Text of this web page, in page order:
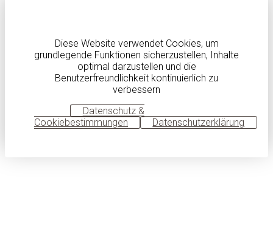
Diese Website verwendet Cookies, um
grundlegende Funktionen sicherzustellen, Inhalte
optimal darzustellen und die
Benutzerfreundlichkeit kontinuierlich zu
verbessern
Datenschutz &
Cookiebestimmungen
Datenschutzerklärung